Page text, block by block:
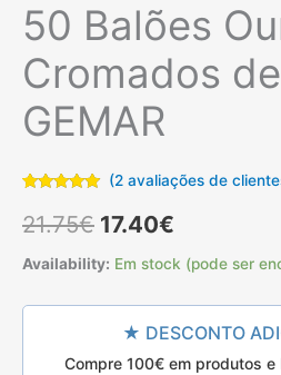
50 Balões
Cromados
GEMAR
com 5.00
em 5 com
classificações
(2avaliações de
21.75€ O
preço
original
era:
17.40€
preço
atual
é:
Availability: Em stock (pode ser
★ DESCONTO
Compre 100€ em produtos